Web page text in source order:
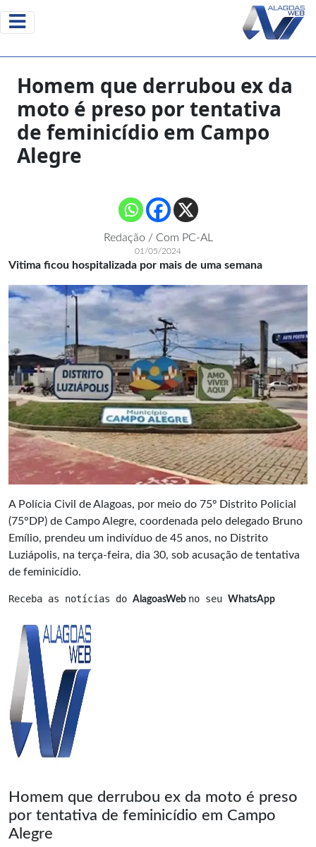
Homem que derrubou ex da
moto é preso por tentativa
de feminicídio em Campo
Alegre
Redação / Com PC-AL
01/05/2024
Vitima ficou hospitalizada por mais de uma semana
A Polícia Civil de Alagoas, por meio do 75º Distrito Policial
(75°DP) de Campo Alegre, coordenada pelo delegado Bruno
Emílio, prendeu um indivíduo de 45 anos, no Distrito
Luziápolis, na terça-feira, dia 30, sob acusação de tentativa
de feminicídio.
Receba as notícias do AlagoasWeb no seu WhatsApp
Homem que derrubou ex da moto é preso
por tentativa de feminicídio em Campo
Alegre